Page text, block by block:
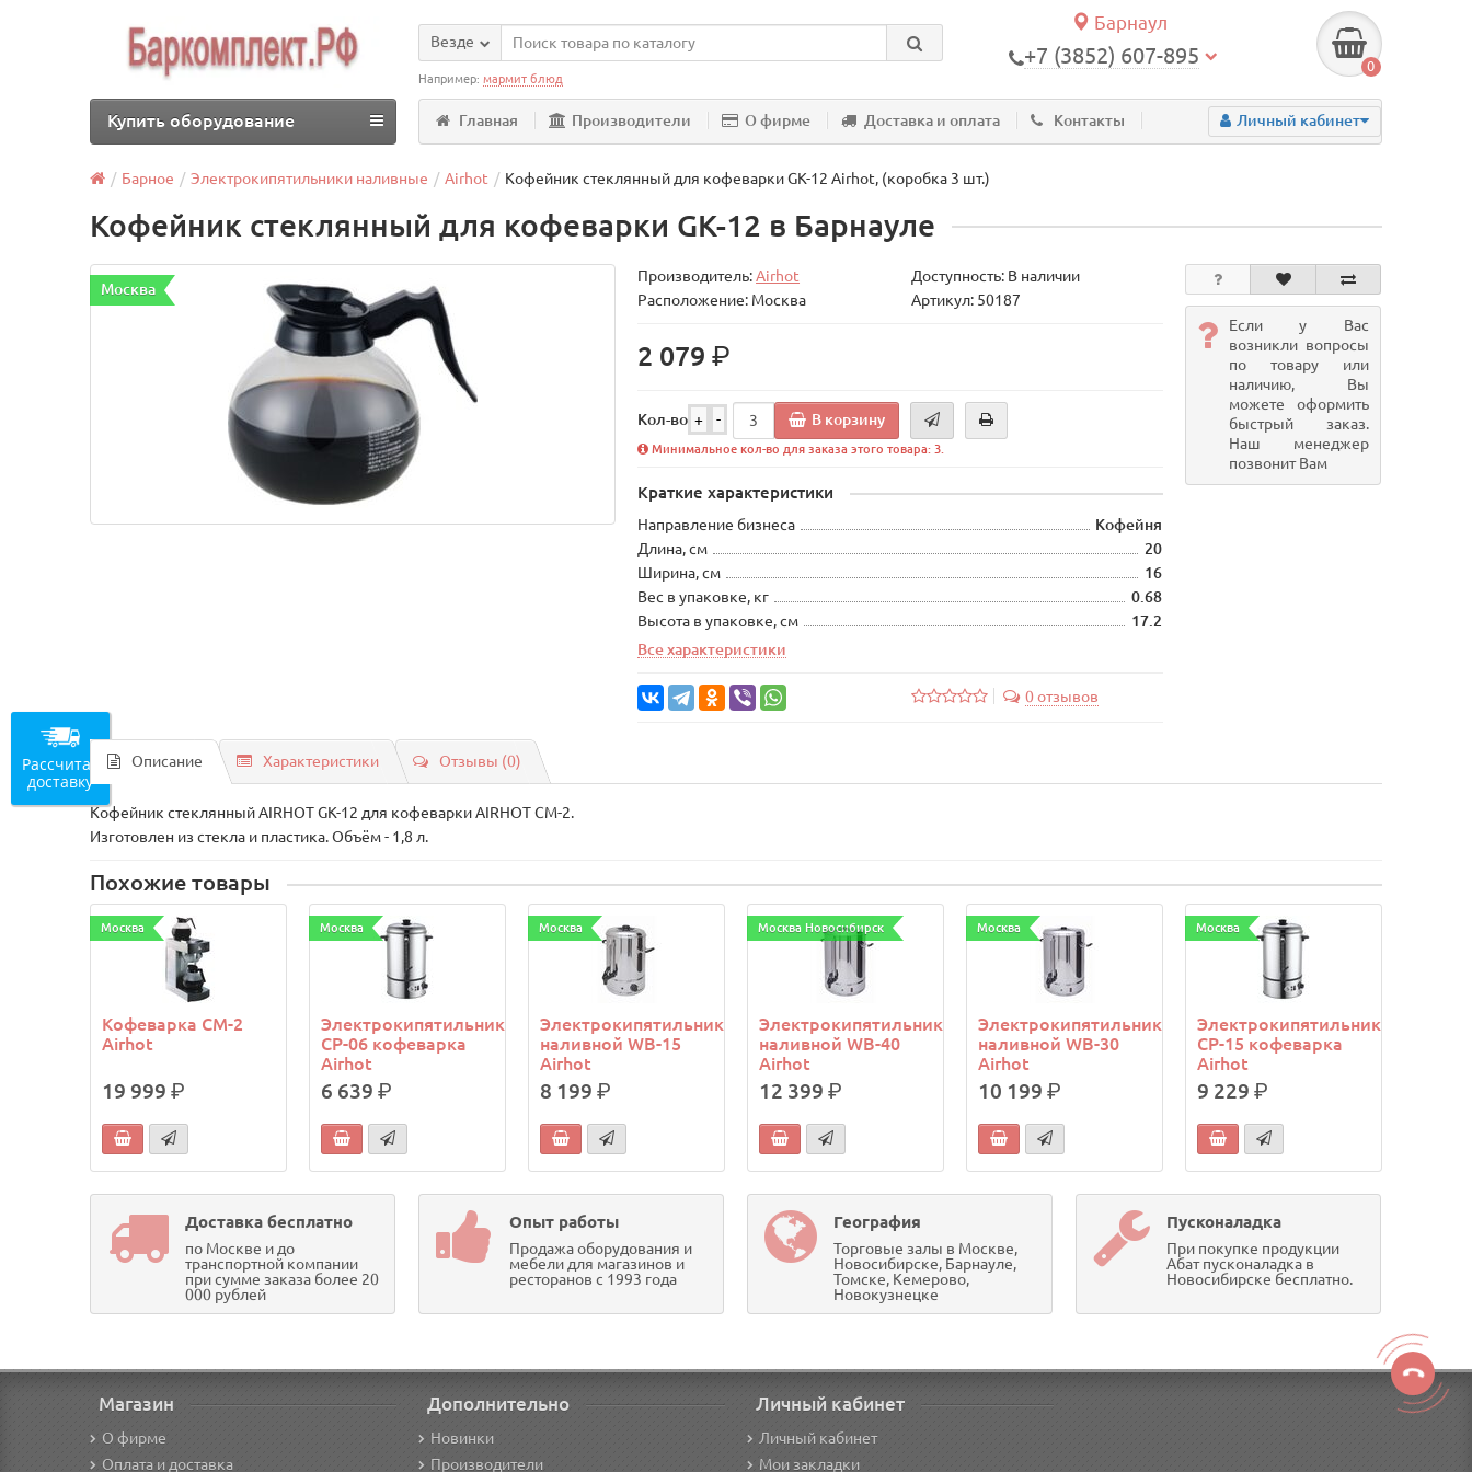
Барнаул
+7 (3852) 607-895 0
Везде
Например:мармит блюд
Главная Производители О фирме Доставка и оплата Контакты Личный кабинет
Купить оборудование
Барное Электрокипятильники наливные Airhot Кофейник стеклянный для кофеварки GK-12 Airhot, (коробка 3 шт.)
Кофейник стеклянный для кофеварки GK-12 в Барнауле
Москва
Производитель:Airhot
Доступность: В наличии
Расположение: Москва
Артикул: 50187
2 079р.
Кол-во + - В корзину
Минимальное кол-во для заказа этого товара: 3.
Краткие характеристики
Направление бизнеса
Кофейня
Длина, см
20
Ширина, см
16
Вес в упаковке, кг
0.68
Высота в упаковке, см
17.2
Все характеристики
0 отзывов
Если у Вас
возникли вопросы
по товару или
наличию, Вы
можете оформить
быстрый заказ.
Наш менеджер
позвонит Вам
Описание Характеристики Отзывы (0)
Кофейник стеклянный AIRHOT GK-12 для кофеварки AIRHOT CM-2.
Изготовлен из стекла и пластика. Объём - 1,8 л.
Похожие товары
Москва
Кофеварка CM-2
Airhot
19 999р.
Москва
Электрокипятильник
CP-06 кофеварка
Airhot
6 639р.
Москва
Электрокипятильник
наливной WB-15
Airhot
8 199р.
Москва Новосибирск
Электрокипятильник
наливной WB-40
Airhot
12 399р.
Москва
Электрокипятильник
наливной WB-30
Airhot
10 199р.
Москва
Электрокипятильник
CP-15 кофеварка
Airhot
9 229р.
Доставка бесплатно
по Москве и до
транспортной компании
при сумме заказа более 20
000 рублей
Опыт работы
Продажа оборудования и
мебели для магазинов и
ресторанов с 1993 года
География
Торговые залы в Москве,
Новосибирске, Барнауле,
Томске, Кемерово,
Новокузнецке
Пусконаладка
При покупке продукции
Абат пусконаладка в
Новосибирске бесплатно.
Магазин
О фирме
Оплата и доставка
Дополнительно
Новинки
Производители
Личный кабинет
Личный кабинет
Мои закладки
Рассчитать
доставку